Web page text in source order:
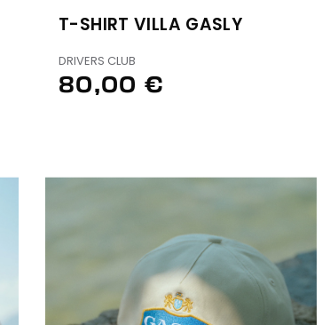
T-SHIRT VILLA GASLY
DRIVERS CLUB
80,00 €